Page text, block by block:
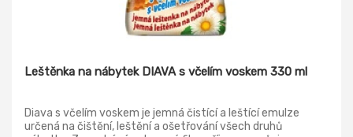
Leštěnka na nábytek DIAVA s včelím voskem 330 ml
Diava s včelím voskem je jemná čistící a leštící emulze
určená na čištění, leštění a ošetřování všech druhů